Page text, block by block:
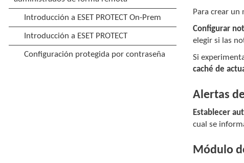
Para crear
Configurar
elegir si las
Si
caché de
Alertas
Establecer
cual se
Módulo